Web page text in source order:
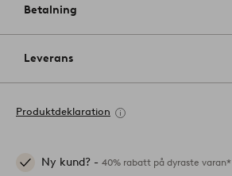
Betalning
Leverans
Produktdeklaration
Ny kund? - 40% rabatt på dyraste varan*